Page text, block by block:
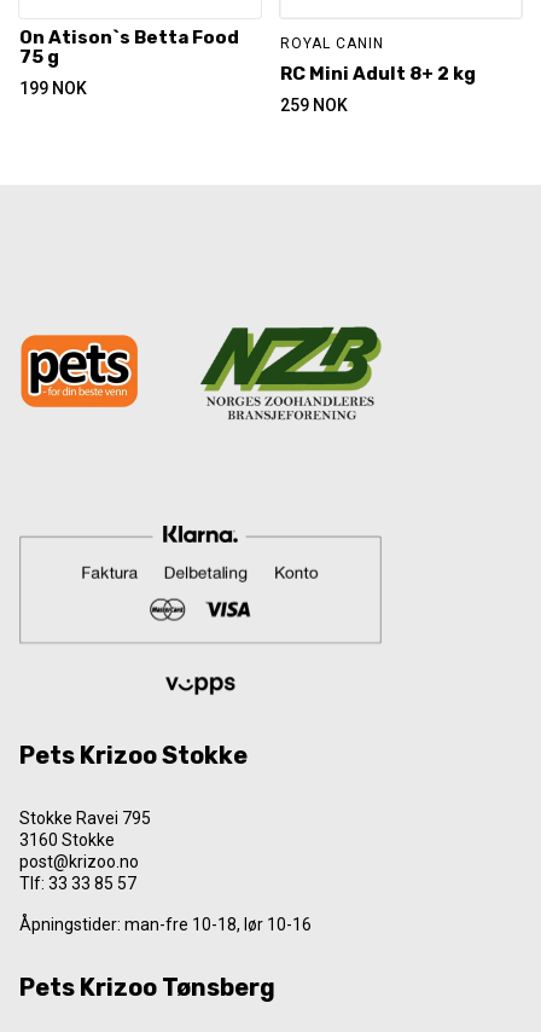
On Atison`s Betta Food
75 g
199 NOK
ROYAL CANIN
RC Mini Adult 8+ 2 kg
259 NOK
Pets Krizoo Stokke
Stokke Ravei 795
3160 Stokke
post@krizoo.no
Tlf: 33 33 85 57
Åpningstider: man-fre 10-18, lør 10-16
Pets Krizoo Tønsberg